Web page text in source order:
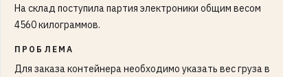
На склад поступила партия электроники общим весом
4560 килограммов.
ПРОБЛЕМА
Для заказа контейнера необходимо указать вес груза в